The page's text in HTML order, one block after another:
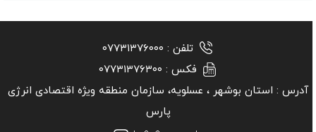
تلفن : ۰۷۷۳۱۳۷۶۰۰۰
فکس : ۰۷۷۳۱۳۷۶۳۰۰
آدرس : استان بوشهر ‏، عسلویه، سازمان منطقه ویژه اقتصادی انرژی
پارس